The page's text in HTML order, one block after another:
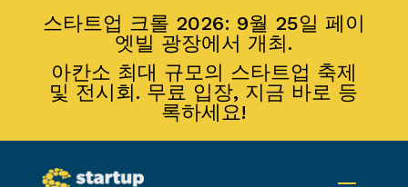
스타트업 크롤 2026: 9월 25일 페이
엣빌 광장에서 개최.
아칸소 최대 규모의 스타트업 축제
및 전시회. 무료 입장, 지금 바로 등
록하세요!